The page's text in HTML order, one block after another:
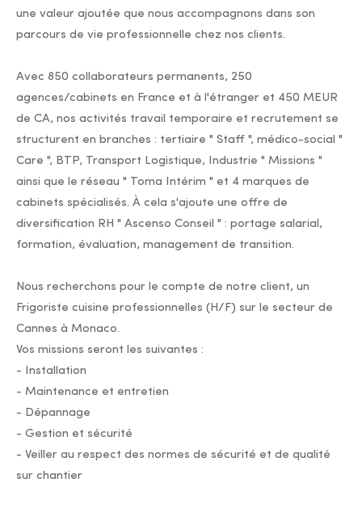
une valeur ajoutée que nous accompagnons dans son
parcours de vie professionnelle chez nos clients.
Avec 850 collaborateurs permanents, 250
agences/cabinets en France et à l'étranger et 450 MEUR
de CA, nos activités travail temporaire et recrutement se
structurent en branches : tertiaire " Staff ", médico-social "
Care ", BTP, Transport Logistique, Industrie " Missions "
ainsi que le réseau " Toma Intérim " et 4 marques de
cabinets spécialisés. À cela s'ajoute une offre de
diversification RH " Ascenso Conseil " : portage salarial,
formation, évaluation, management de transition.
Nous recherchons pour le compte de notre client, un
Frigoriste cuisine professionnelles (H/F) sur le secteur de
Cannes à Monaco.
Vos missions seront les suivantes :
- Installation
- Maintenance et entretien
- Dépannage
- Gestion et sécurité
- Veiller au respect des normes de sécurité et de qualité
sur chantier